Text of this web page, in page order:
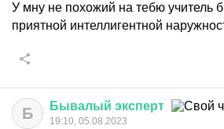
У мну не похожий на тебю учитель
приятной интеллигентной
Б Бывалый эксперт
19:10, 05.08.2023